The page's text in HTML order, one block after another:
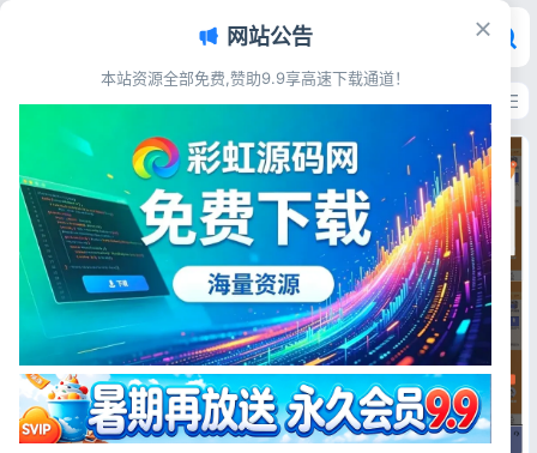
彩虹源码网 - 免费源码_游戏源码
最新发布 最多浏览 最多点赞 最多评论
电子商务
全新UI精美H5购物商城系统源码
对接易支付全套源码首发
源码简介 新款高颜值UI H5购
物商城系统源码独家首发，功能
齐全稳定流畅，内置易支付接口
一键对接，源码完整无加密，可
网站公告
本站资源全部免费,赞助9.9享高速下载通道！